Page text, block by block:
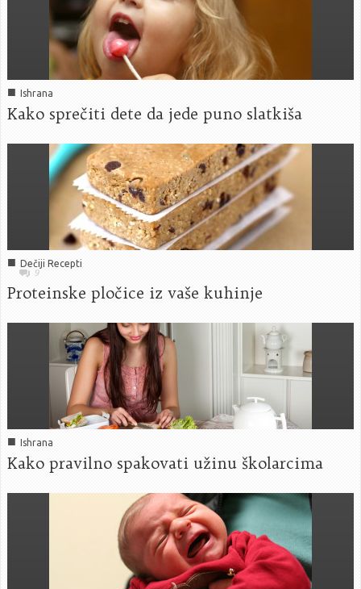
■ Ishrana
Kako sprečiti dete da jede puno slatkiša
■ Dečiji Recepti
9
Proteinske pločice iz vaše kuhinje
■ Ishrana
Kako pravilno spakovati užinu školarcima